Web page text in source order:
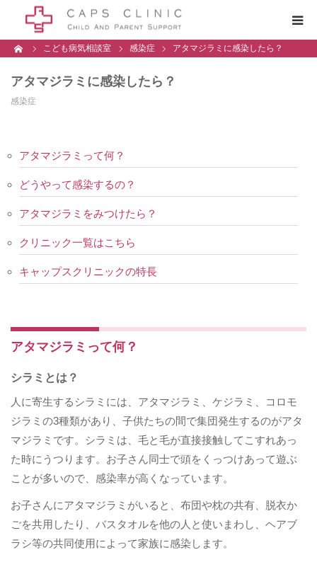
こども病気相談室 感染症 アタマジラミに感染したら？
アタマジラミに感染したら？
感染症
アタマジラミって何？
どうやって感染するの？
アタマジラミをみつけたら？
クリニック一覧はこちら
キャップスクリニックの特長
アタマジラミって何？
シラミとは？​
人に寄生するシラミには、アタマジラミ、ケジラミ、コロモ
ジラミの3種類があり、子供たちの間で集団発生するのがアタ
マジラミです。​シラミは、毛と毛が直接接触してこすれあっ
た時にうつります。お子さん同士で頭をくっつけあって遊ぶ
ことが多いので、感染率が高くなっています。
お子さんにアタマジラミがいると、布団や枕の共有、脱衣か
ごを共用したり、バスタオルを他の人と使いまわし、ヘアブ
ラシ等の共同使用によって家族に感染します。
CAPSとは
こどもの病気・感染症
採用情報